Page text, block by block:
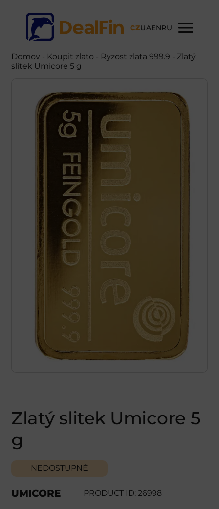
CZUAENRU
Domov - Koupit zlato - Ryzost zlata 999.9 - Zlatý
slitek Umicore 5 g
Zlatý slitek Umicore 5
g
NEDOSTUPNÉ
UMICORE PRODUCT ID: 26998